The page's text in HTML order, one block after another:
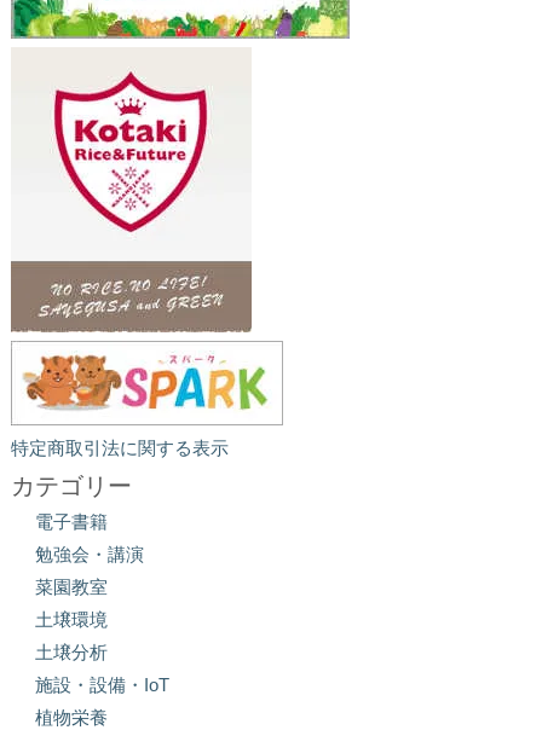
特定商取引法に関する表示
カテゴリー
電子書籍
勉強会・講演
菜園教室
土壌環境
土壌分析
施設・設備・IoT
植物栄養